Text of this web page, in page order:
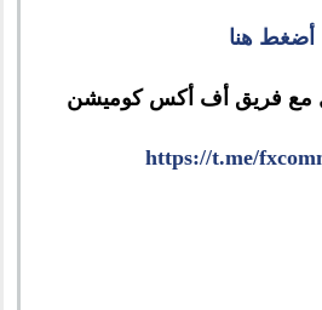
أضغط هنا
مع فريق أف أكس كوميشن
https://t.me/